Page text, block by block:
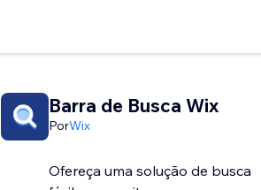
Barra de Busca Wix
PorWix
Ofereça uma solução de busca